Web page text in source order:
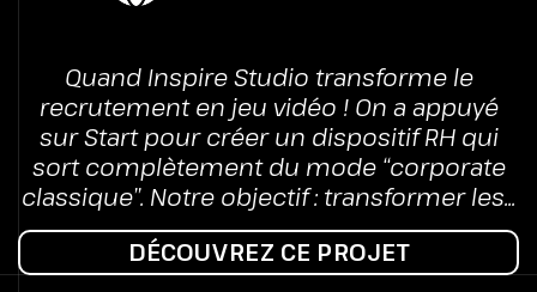
Quand Inspire Studio transforme le
recrutement en jeu vidéo ! On a appuyé
sur Start pour créer un dispositif RH qui
sort complètement du mode “corporate
classique”. Notre objectif : transformer les...
DÉCOUVREZ CE PROJET